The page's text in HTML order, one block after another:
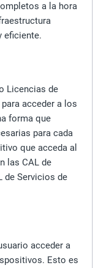
a la hora
eficiente.
Licencias de
acceder a los
forma que
para cada
que acceda al
las CAL de
de Servicios de
acceder a
Esto es